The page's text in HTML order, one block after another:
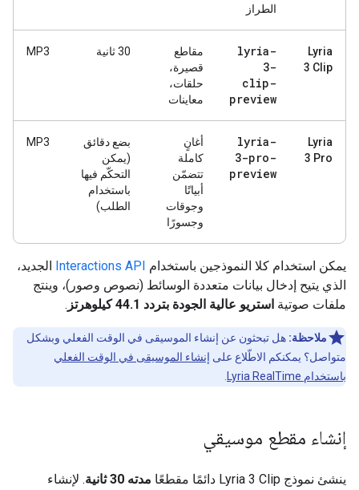
الطراز
Lyria
3 Clip
lyria-
3-
clip-
preview
مقاطع
قصيرة،
حلقات،
معاينات
‫30 ثانية MP3
Lyria
3 Pro
lyria-
3-pro-
preview
أغانٍ
كاملة
تتضمّن
أبياتًا
وجوقات
وجسورًا
بضع دقائق
(يمكن
التحكّم فيها
باستخدام
الطلب)
MP3
يمكن استخدام كلا النموذجين باستخدام Interactions API الجديد،
الذي يتيح إدخال بيانات متعددة الوسائط (نصوص وصور)، وينتج
ملفات صوتية استريو عالية الجودة بتردد 44.1 كيلوهرتز .
ملاحظة: هل تبحثون عن إنشاء الموسيقى في الوقت الفعلي وبشكل
متواصل؟ يمكنكم الاطّلاع على إنشاء الموسيقى في الوقت الفعلي
باستخدام Lyria RealTime
إنشاء مقطع موسيقي
ينشئ نموذج Lyria 3 Clip دائمًا مقطعًا مدته 30 ثانية
. لإنشاء